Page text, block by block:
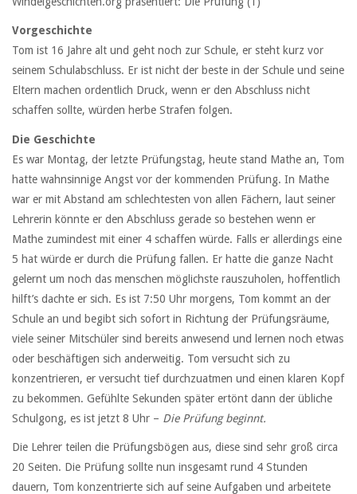
Vorgeschichte
Tom ist 16 Jahre alt und geht noch zur Schule, er steht kurz vor
seinem Schulabschluss. Er ist nicht der beste in der Schule und seine
Eltern machen ordentlich Druck, wenn er den Abschluss nicht
schaffen sollte, würden herbe Strafen folgen.
Die Geschichte
Es war Montag, der letzte Prüfungstag, heute stand Mathe an, Tom
hatte wahnsinnige Angst vor der kommenden Prüfung. In Mathe
war er mit Abstand am schlechtesten von allen Fächern, laut seiner
Lehrerin könnte er den Abschluss gerade so bestehen wenn er
Mathe zumindest mit einer 4 schaffen würde. Falls er allerdings eine
5 hat würde er durch die Prüfung fallen. Er hatte die ganze Nacht
gelernt um noch das menschen möglichste rauszuholen, hoffentlich
hilft’s dachte er sich. Es ist 7:50 Uhr morgens, Tom kommt an der
Schule an und begibt sich sofort in Richtung der Prüfungsräume,
viele seiner Mitschüler sind bereits anwesend und lernen noch etwas
oder beschäftigen sich anderweitig. Tom versucht sich zu
konzentrieren, er versucht tief durchzuatmen und einen klaren Kopf
zu bekommen. Gefühlte Sekunden später ertönt dann der übliche
Schulgong, es ist jetzt 8 Uhr – Die Prüfung beginnt.
Die Lehrer teilen die Prüfungsbögen aus, diese sind sehr groß circa
20 Seiten. Die Prüfung sollte nun insgesamt rund 4 Stunden
dauern, Tom konzentrierte sich auf seine Aufgaben und arbeitete